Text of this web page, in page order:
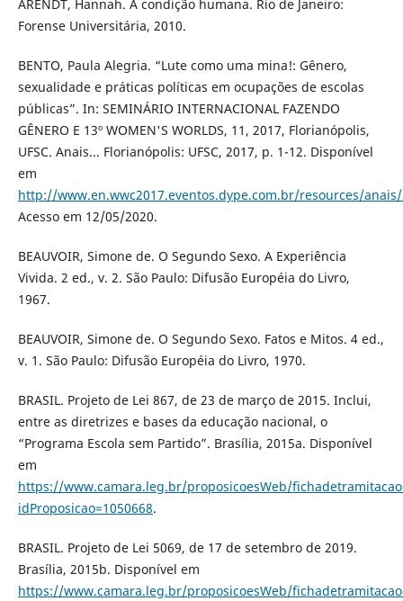
ARENDT, Hannah. A condição humana. Rio de Janeiro:
Forense Universitária, 2010.
BENTO, Paula Alegria. “Lute como uma mina!: Gênero,
sexualidade e práticas políticas em ocupações de escolas
públicas”. In: SEMINÁRIO INTERNACIONAL FAZENDO
GÊNERO E 13º WOMEN'S WORLDS, 11, 2017, Florianópolis,
UFSC. Anais... Florianópolis: UFSC, 2017, p. 1-12. Disponível
em
http://www.en.wwc2017.eventos.dype.com.br/resources/anais/
Acesso em 12/05/2020.
BEAUVOIR, Simone de. O Segundo Sexo. A Experiência
Vivida. 2 ed., v. 2. São Paulo: Difusão Européia do Livro,
1967.
BEAUVOIR, Simone de. O Segundo Sexo. Fatos e Mitos. 4 ed.,
v. 1. São Paulo: Difusão Européia do Livro, 1970.
BRASIL. Projeto de Lei 867, de 23 de março de 2015. Inclui,
entre as diretrizes e bases da educação nacional, o
“Programa Escola sem Partido”. Brasília, 2015a. Disponível
em
https://www.camara.leg.br/proposicoesWeb/
idProposicao=1050668.
BRASIL. Projeto de Lei 5069, de 17 de setembro de 2019.
Brasília, 2015b. Disponível em
https://www.camara.leg.br/proposicoesWeb/